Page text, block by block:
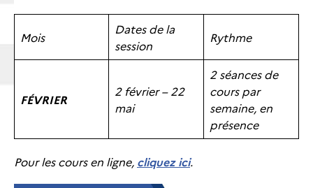
Mois
Dates de la
session
Rythme
FÉVRIER
2 février – 22
mai
2 séances de
cours par
semaine, en
présence
Pour les cours en ligne, cliquez ici.